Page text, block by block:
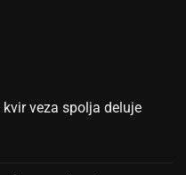
veza spolja deluje